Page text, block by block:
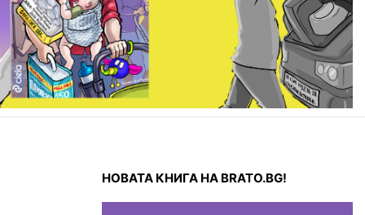
НОВАТА КНИГА НА BRATO.BG!